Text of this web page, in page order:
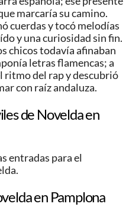
marcaría su camino.
cuerdas y tocó melodías
y una curiosidad sin fin.
chicos todavía afinaban
letras flamencas; a
ritmo del rap y descubrió
con raíz andaluza.
de Novelda en
entradas para el
en Pamplona